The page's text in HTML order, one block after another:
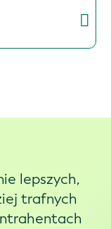
lepszych,
trafnych